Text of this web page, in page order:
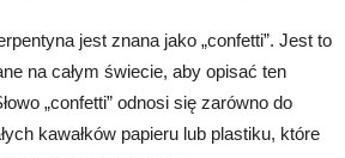
jest znana jako „confetti”. Jest to
na całym świecie, aby opisać ten
„confetti” odnosi się zarówno do
kawałków papieru lub plastiku, które